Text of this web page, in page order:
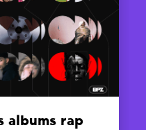
albums rap